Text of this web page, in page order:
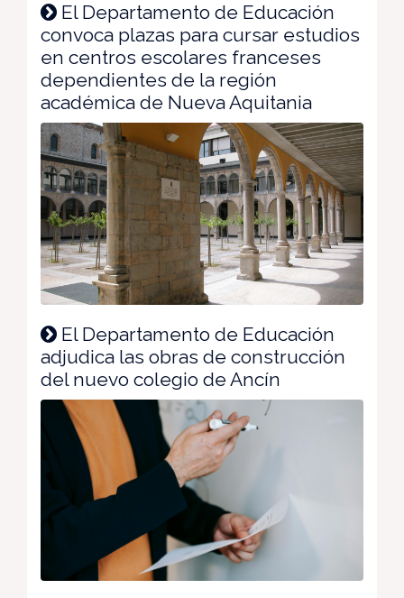
El Departamento de Educación
convoca plazas para cursar estudios
en centros escolares franceses
dependientes de la región
académica de Nueva Aquitania
El Departamento de Educación
adjudica las obras de construcción
del nuevo colegio de Ancín